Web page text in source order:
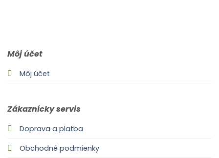
Môj účet
Môj účet
Zákaznícky servis
Doprava a platba
Obchodné podmienky